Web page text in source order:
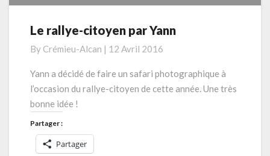
Le
citoyen
par
Yann
Le rallye-citoyen par Yann
By Crémieu-Alcan | 12 Avril 2016
Yann a décidé de faire un safari photographique à
l’occasion du rallye-citoyen de cette année. Une très
bonne idée !
Partager :
Partager